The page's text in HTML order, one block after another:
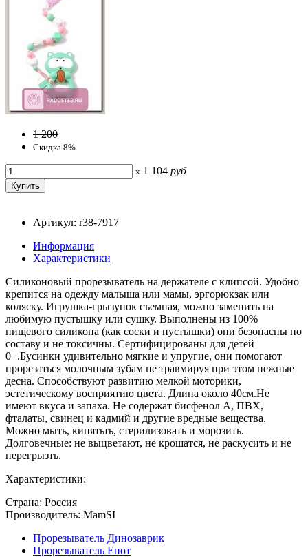
1 200
Скидка 8%
x 1 104 руб
Артикул: r38-7917
Информация
Характеристики
Силиконовый прорезыватель на держателе с клипсой. Удобно
крепится на одежду малыша или мамы, эргорюкзак или
коляску. Игрушка-грызунок съемная, можно заменить на
любимую пустышку или сушку. Выполнены из 100%
пищевого силикона (как соски и пустышки) они безопасны по
составу и не токсичны. Сертифицированы для детей
0+.Бусинки удивительно мягкие и упругие, они помогают
прорезаться молочным зубам не травмируя при этом нежные
десна. Способствуют развитию мелкой моторики,
эстетическому восприятию цвета. Длина около 40см.Не
имеют вкуса и запаха. Не содержат бисфенол А, ПВХ,
фталаты, свинец и кадмий и другие вредные вещества.
Можно мыть, кипятьть, стерилизовать и морозить.
Долговечные: не выцветают, не крошатся, не раскусить и не
перегрызть.
Характеристики:
Страна: Россия
Производитель: MamSI
Прорезыватель Динозаврик
Прорезыватель Енот